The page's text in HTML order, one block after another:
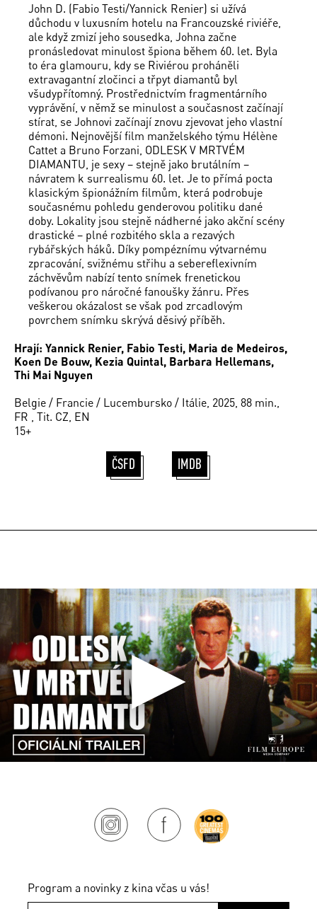
John D. (Fabio Testi/Yannick Renier) si užívá
důchodu v luxusním hotelu na Francouzské riviéře,
ale když zmizí jeho sousedka, Johna začne
pronásledovat minulost špiona během 60. let. Byla
to éra glamouru, kdy se Riviérou proháněli
extravagantní zločinci a třpyt diamantů byl
všudypřítomný. Prostřednictvím fragmentárního
vyprávění, v němž se minulost a současnost začínají
stírat, se Johnovi začínají znovu zjevovat jeho vlastní
démoni. Nejnovější film manželského týmu Hélène
Cattet a Bruno Forzani, ODLESK V MRTVÉM
DIAMANTU, je sexy – stejně jako brutálním –
návratem k surrealismu 60. let. Je to přímá pocta
klasickým špionážním filmům, která podrobuje
současnému pohledu genderovou politiku dané
doby. Lokality jsou stejně nádherné jako akční scény
drastické – plné rozbitého skla a rezavých
rybářských háků. Díky pompéznímu výtvarnému
zpracování, svižnému střihu a sebereflexivním
záchvěvům nabízí tento snímek frenetickou
podívanou pro náročné fanoušky žánru. Přes
veškerou okázalost se však pod zrcadlovým
povrchem snímku skrývá děsivý příběh.
Hrají: Yannick Renier, Fabio Testi, Maria de Medeiros,
Koen De Bouw, Kezia Quintal, Barbara Hellemans,
Thi Mai Nguyen
Belgie / Francie / Lucembursko / Itálie, 2025, 88 min.,
FR , Tit. CZ, EN
15+
ČSFD IMDB
Program a novinky z kina včas u vás!